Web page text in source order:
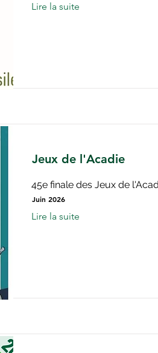
Lire la suite
Jeux de l'Acadie
45e finale des Jeux de
Juin 2026
Lire la suite